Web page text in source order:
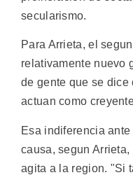
secularismo.
Para Arrieta, el
relativamente nuevo
de gente que se
actuan como
Esa indiferencia
causa, segun
agita a la region. "Si